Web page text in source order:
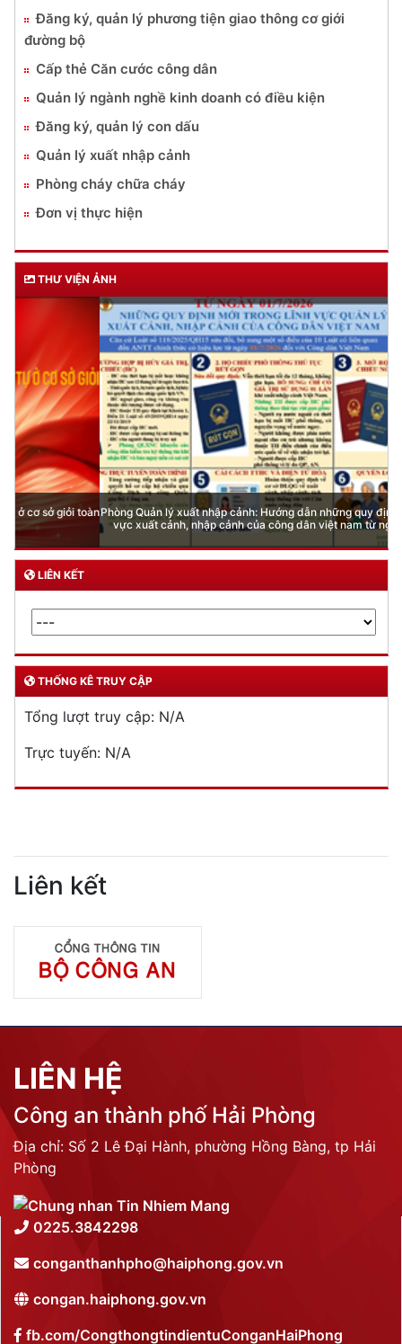
Đăng ký, quản lý phương tiện giao thông cơ giới
đường bộ
Cấp thẻ Căn cước công dân
Quản lý ngành nghề kinh doanh có điều kiện
Đăng ký, quản lý con dấu
Quản lý xuất nhập cảnh
Phòng cháy chữa cháy
Đơn vị thực hiện
THƯ VIỆN ẢNH
Phòng Quản lý xuất nhập cảnh: Hướng dẫn những quy định mới trong lĩnh
vực xuất cảnh, nhập cảnh của công dân việt nam từ ngày 01/7/2026
LIÊN KẾT
THỐNG KÊ TRUY CẬP
Tổng lượt truy cập: N/A
Trực tuyến: N/A
Liên kết
LIÊN HỆ
Công an thành phố Hải Phòng
Địa chỉ: Số 2 Lê Đại Hành, phường Hồng Bàng, tp Hải
Phòng
0225.3842298
conganthanhpho@haiphong.gov.vn
congan.haiphong.gov.vn
fb.com/CongthongtindientuConganHaiPhong